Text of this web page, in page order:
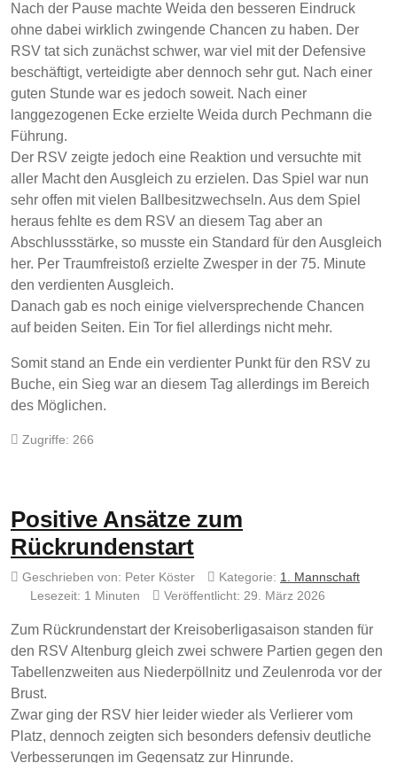
Nach der Pause machte Weida den besseren Eindruck
ohne dabei wirklich zwingende Chancen zu haben. Der
RSV tat sich zunächst schwer, war viel mit der Defensive
beschäftigt, verteidigte aber dennoch sehr gut. Nach einer
guten Stunde war es jedoch soweit. Nach einer
langgezogenen Ecke erzielte Weida durch Pechmann die
Führung.
Der RSV zeigte jedoch eine Reaktion und versuchte mit
aller Macht den Ausgleich zu erzielen. Das Spiel war nun
sehr offen mit vielen Ballbesitzwechseln. Aus dem Spiel
heraus fehlte es dem RSV an diesem Tag aber an
Abschlussstärke, so musste ein Standard für den Ausgleich
her. Per Traumfreistoß erzielte Zwesper in der 75. Minute
den verdienten Ausgleich.
Danach gab es noch einige vielversprechende Chancen
auf beiden Seiten. Ein Tor fiel allerdings nicht mehr.
Somit stand an Ende ein verdienter Punkt für den RSV zu
Buche, ein Sieg war an diesem Tag allerdings im Bereich
des Möglichen.
Zugriffe: 266
Positive Ansätze zum
Rückrundenstart
Geschrieben von: Peter Köster Kategorie: 1. Mannschaft
Lesezeit: 1 Minuten
Veröffentlicht: 29. März 2026
Zum Rückrundenstart der Kreisoberligasaison standen für
den RSV Altenburg gleich zwei schwere Partien gegen den
Tabellenzweiten aus Niederpöllnitz und Zeulenroda vor der
Brust.
Zwar ging der RSV hier leider wieder als Verlierer vom
Platz, dennoch zeigten sich besonders defensiv deutliche
Verbesserungen im Gegensatz zur Hinrunde.